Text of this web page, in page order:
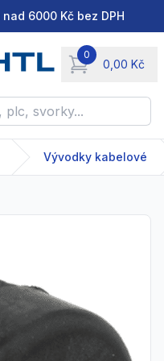
6000 Kč bez DPH
0
0,00 Kč
items in cart,
Vývodky kabelové